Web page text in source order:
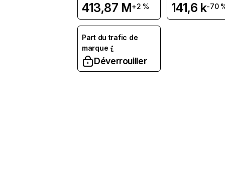
413,87 M+2 % 141,6 k-70
Part du trafic de
marque
Déverrouiller